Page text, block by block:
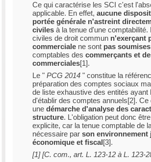
Ce qui caractérise les SCI c'est
applicable. En effet, aucune
portée générale n'astreint
civiles à la tenue d'une comptabilité.
civiles de droit commun n'exerçant
commerciale ne sont pas
comptables des commerçants et
commerciales[1].
Le " PCG 2014 " constitue la
préparation des comptes sociaux
de liste exhaustive des entités ayant
d'établir des comptes annuels[2]. Ce
une démarche d'analyse des
structure. L'obligation peut donc
explicite, car la tenue comptable de
nécessaire par son environnement
économique et fiscal[3].
[1] [C. com., art. L. 123-12 à L. 123-